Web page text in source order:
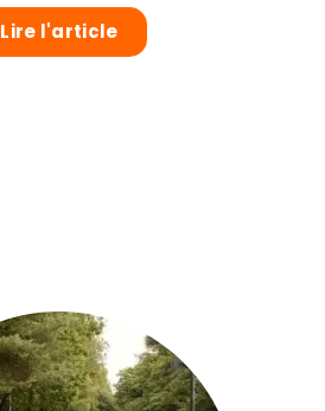
Lire l'article